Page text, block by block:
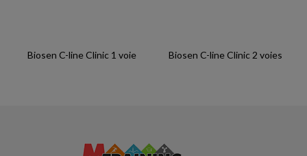
Biosen C-line Clinic 1 voie Biosen C-line Clinic 2 voies